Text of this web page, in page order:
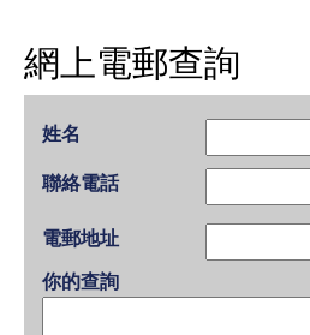
網上電郵查詢
姓名
聯絡電話
電郵地址
你的查詢